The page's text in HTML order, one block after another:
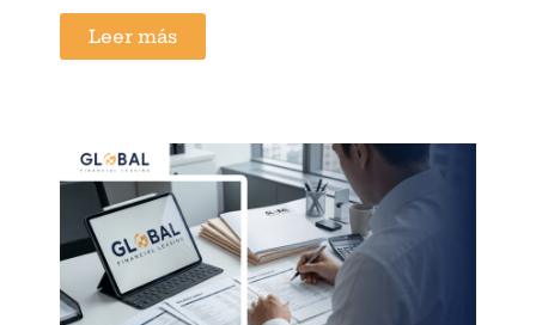
Leer más